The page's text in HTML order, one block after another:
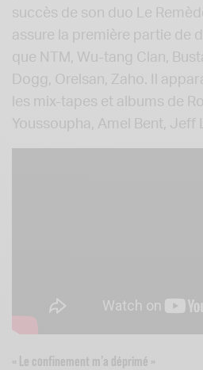
succès de son duo Le
assure la première partie de
que NTM, Wu-tang Clan,
Dogg, Orelsan, Zaho. Il
les mix-tapes et albums de
Youssoupha, Amel Bent, Jeff
« Le confinement m’a déprimé »